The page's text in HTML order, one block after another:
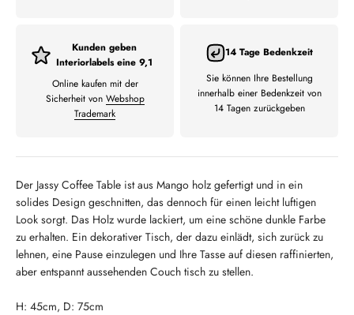
Kunden geben
Interiorlabels eine 9,1
Online kaufen mit der
Sicherheit von Webshop
Trademark
14 Tage Bedenkzeit
Sie können Ihre Bestellung
innerhalb einer Bedenkzeit von
14 Tagen zurückgeben
Der Jassy Coffee Table ist aus Mango holz gefertigt und in ein
solides Design geschnitten, das dennoch für einen leicht luftigen
Look sorgt. Das Holz wurde lackiert, um eine schöne dunkle Farbe
zu erhalten. Ein dekorativer Tisch, der dazu einlädt, sich zurück zu
lehnen, eine Pause einzulegen und Ihre Tasse auf diesen raffinierten,
aber entspannt aussehenden Couch tisch zu stellen.
H: 45cm, D: 75cm